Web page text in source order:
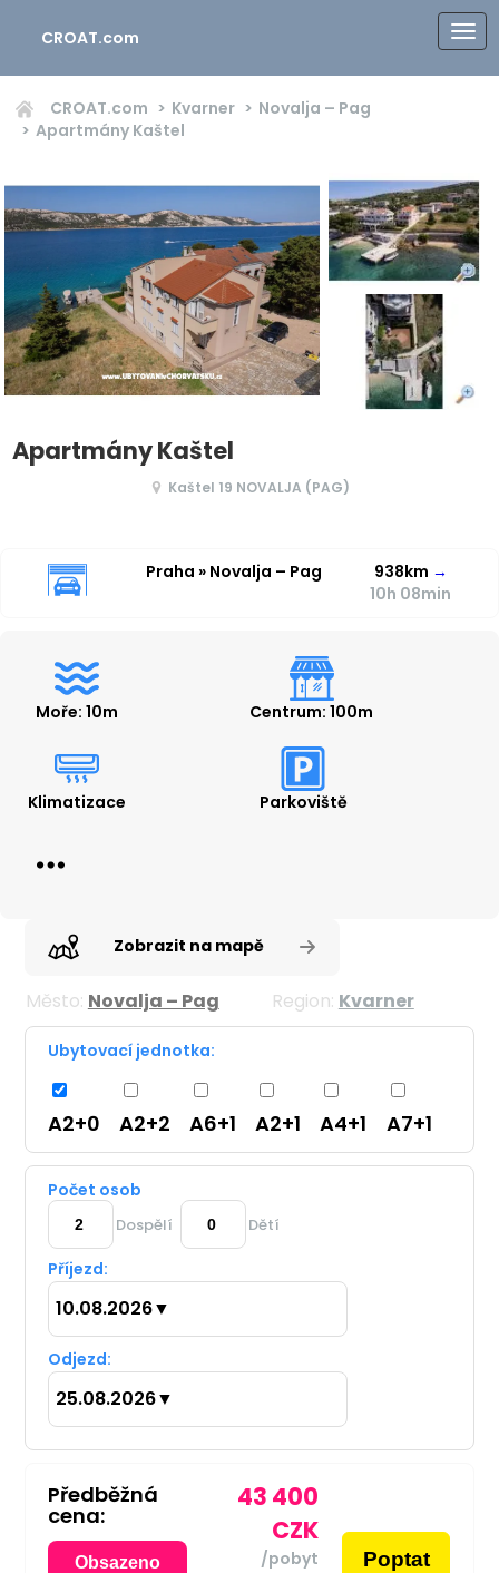
CROAT.com
CROAT.com Kvarner
Novalja – Pag
Apartmány Kaštel
Apartmány Kaštel
Kaštel 19 NOVALJA (PAG)
Praha » Novalja – Pag 938km →
10h 08min
Moře: 10m Centrum: 100m
Klimatizace Parkoviště
Zobrazit na mapě
Město: Novalja – Pag Region: Kvarner
Ubytovací jednotka:
A2+0 A2+2 A6+1 A2+1 A4+1 A7+1
Počet osob
Dospělí Dětí
Příjezd:
10.08.2026▼
Odjezd:
25.08.2026▼
Předběžná
cena:
Obsazeno
43 400
CZK
/pobyt Poptat